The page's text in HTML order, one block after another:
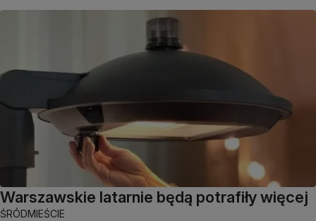
Warszawskie latarnie będą potrafiły więcej
ŚRÓDMIEŚCIE